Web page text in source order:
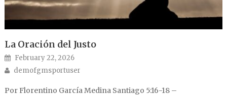
La Oración del Justo
Posted on
February 22, 2026
Author
demofgmsportuser
Por Florentino García Medina Santiago 5:16-18 –